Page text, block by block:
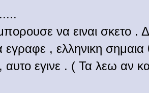
να ειναι σκετο .
, ελληνικη
αυτο εγινε . ( Τα λεω αν